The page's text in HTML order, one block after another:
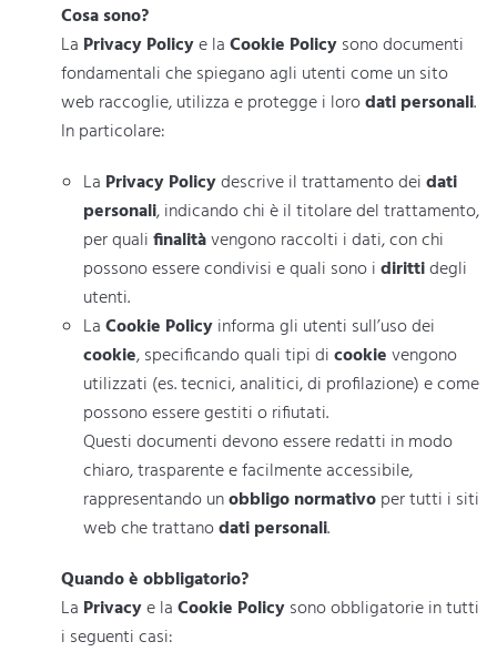
Cosa sono?
La Privacy Policye laCookie Policysono documenti
fondamentali che spiegano agli utenti come un sito
web raccoglie, utilizza e protegge i lorodati personali.
In particolare:
La Privacy Policydescrive il trattamento deidati
personali, indicando chi è il titolare del trattamento,
per qualifinalitàvengono raccolti i dati, con chi
possono essere condivisi e quali sono idirittidegli
utenti.
LaCookie Policyinforma gli utenti sull’uso dei
cookie, specificando quali tipi dicookievengono
utilizzati (es. tecnici, analitici, di profilazione) e come
possono essere gestiti o rifiutati.
Questi documenti devono essere redatti in modo
chiaro, trasparente e facilmente accessibile,
rappresentando unobbligo normativoper tutti i siti
web che trattanodati personali.
Quando è obbligatorio?
La Privacye laCookie Policysono obbligatorie in tutti
i seguenti casi: